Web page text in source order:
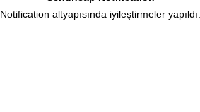
Notification altyapısında iyileştirmeler yapıldı.